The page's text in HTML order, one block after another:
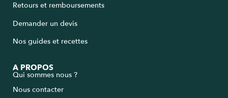
Retours et remboursements
Demander un devis
Nos guides et recettes
A PROPOS
Qui sommes nous ?
Nous contacter